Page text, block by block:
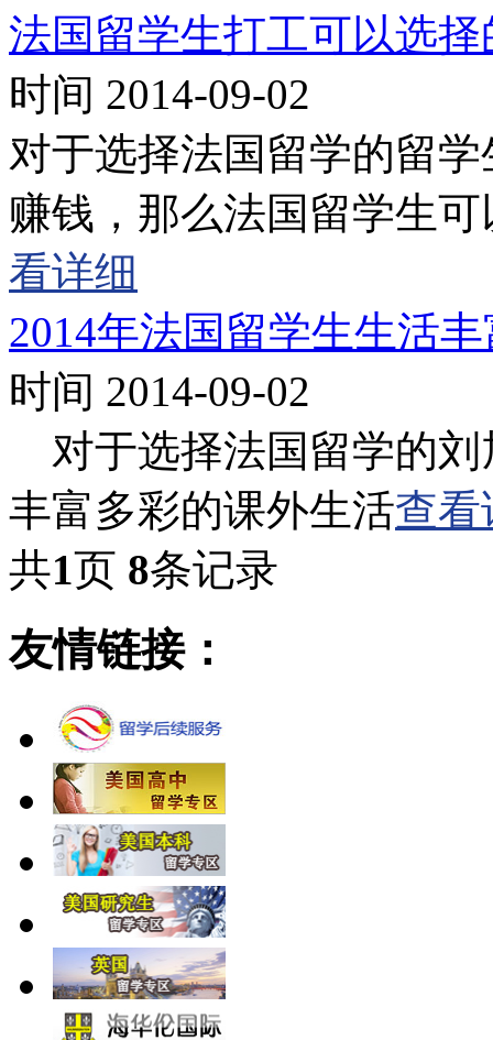
法国留学生打工可以选
时间 2014-09-02
对于选择法国留学的留
赚钱，那么法国留学生
看详细
2014年法国留学生生活
时间 2014-09-02
对于选择法国留学的刘
丰富多彩的课外生活查看
共1页 8条记录
友情链接：